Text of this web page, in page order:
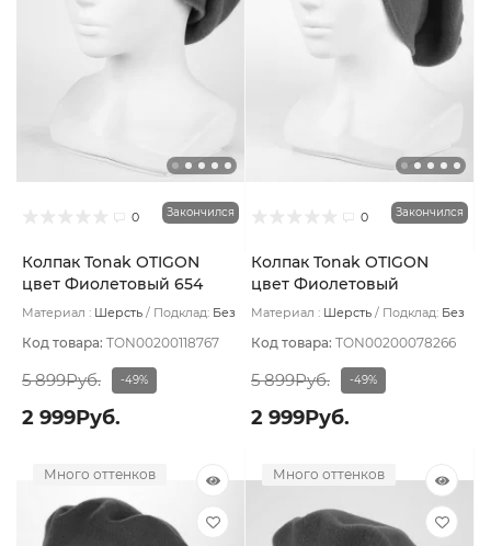
0 Закончился
Колпак Tonak OTIGON
цвет Фиолетовый 654
Материал : Шерсть Подклад: Без
Код товара: TON00200118767
5 899Руб. -49%
2 999Руб.
0 Закончился
Колпак Tonak OTIGON
цвет Фиолетовый
Материал : Шерсть Подклад: Без
Код товара: TON00200078266
5 899Руб. -49%
2 999Руб.
Много оттенков Много оттенков